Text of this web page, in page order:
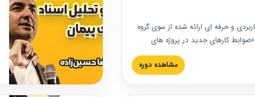
و حرفه‏ ای ارائه شده از سوی گروه
«ضوابط کارهای جدید در پروژه های
و راه حل ها با نگرش قراردادی است که
کشور ارائه شد. در این
شده است.
مشاهده دوره